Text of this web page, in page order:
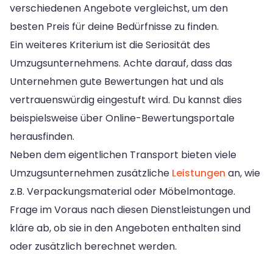
verschiedenen Angebote vergleichst, um den
besten Preis für deine Bedürfnisse zu finden.
Ein weiteres Kriterium ist die Seriosität des
Umzugsunternehmens. Achte darauf, dass das
Unternehmen gute Bewertungen hat und als
vertrauenswürdig eingestuft wird. Du kannst dies
beispielsweise über Online-Bewertungsportale
herausfinden.
Neben dem eigentlichen Transport bieten viele
Umzugsunternehmen zusätzliche Leistungen an, wie
z.B. Verpackungsmaterial oder Möbelmontage.
Frage im Voraus nach diesen Dienstleistungen und
kläre ab, ob sie in den Angeboten enthalten sind
oder zusätzlich berechnet werden.